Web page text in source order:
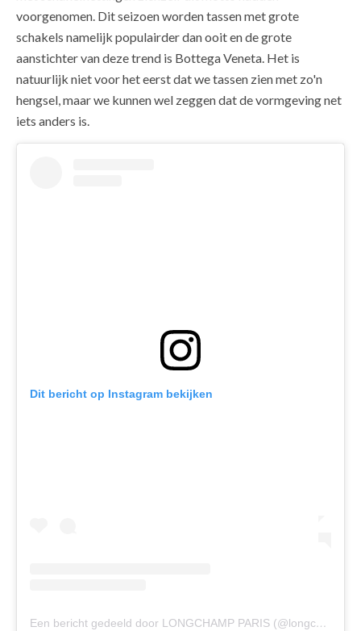
voorgenomen. Dit seizoen worden tassen met grote
schakels namelijk populairder dan ooit en de grote
aanstichter van deze trend is Bottega Veneta. Het is
natuurlijk niet voor het eerst dat we tassen zien met zo'n
hengsel, maar we kunnen wel zeggen dat de vormgeving net
iets anders is.
Dit bericht op Instagram bekijken
Een bericht gedeeld door LONGCHAMP PARIS (@longchamp)